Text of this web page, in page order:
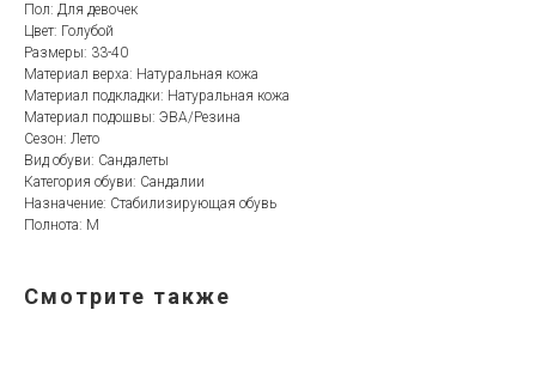
Пол: Для девочек
Цвет: Голубой
Размеры: 33-40
Материал верха: Натуральная кожа
Материал подкладки: Натуральная кожа
Материал подошвы: ЭВА/Резина
Сезон: Лето
Вид обуви: Сандалеты
Категория обуви: Сандалии
Назначение: Стабилизирующая обувь
Полнота: M
Смотрите также